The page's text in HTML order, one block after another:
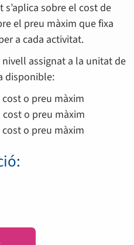
s’aplica sobre el cost de
el preu màxim que fixa
a cada activitat.
nivell assignat a la unitat de
disponible:
o preu màxim
o preu màxim
o preu màxim